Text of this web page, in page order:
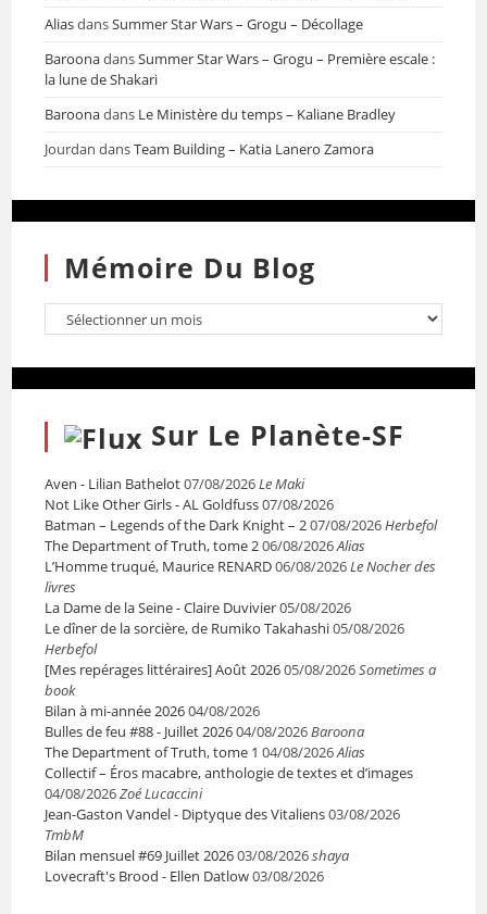
AliasdansSummer Star Wars – Grogu – Décollage
BaroonadansSummer Star Wars – Grogu – Première escale :
la lune de Shakari
Baroonadans Le Ministère du temps – Kaliane Bradley
Jourdan dansTeam Building – Katia Lanero Zamora
Mémoire Du Blog
Sur Le Planète-SF
Aven - Lilian Bathelot07/08/2026Le Maki
Not Like Other Girls - AL Goldfuss07/08/2026
Batman – Legends of the Dark Knight – 207/08/2026Herbefol
The Department of Truth, tome 206/08/2026Alias
L’Homme truqué, Maurice RENARD06/08/2026Le Nocher des
livres
La Dame de la Seine - Claire Duvivier05/08/2026
Le dîner de la sorcière, de Rumiko Takahashi05/08/2026
Herbefol
[Mes repérages littéraires] Août 202605/08/2026Sometimes a
book
Bilan à mi-année 202604/08/2026
Bulles de feu #88 - Juillet 202604/08/2026Baroona
The Department of Truth, tome 1 04/08/2026Alias
Collectif – Éros macabre, anthologie de textes et d’images
04/08/2026Zoé Lucaccini
Jean-Gaston Vandel - Diptyque des Vitaliens03/08/2026
TmbM
Bilan mensuel #69 Juillet 202603/08/2026shaya
Lovecraft's Brood - Ellen Datlow03/08/2026